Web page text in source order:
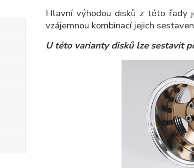
Hlavní výhodou disků z této řady
vzájemnou kombinací jejich
U této varianty disků lze sestavit